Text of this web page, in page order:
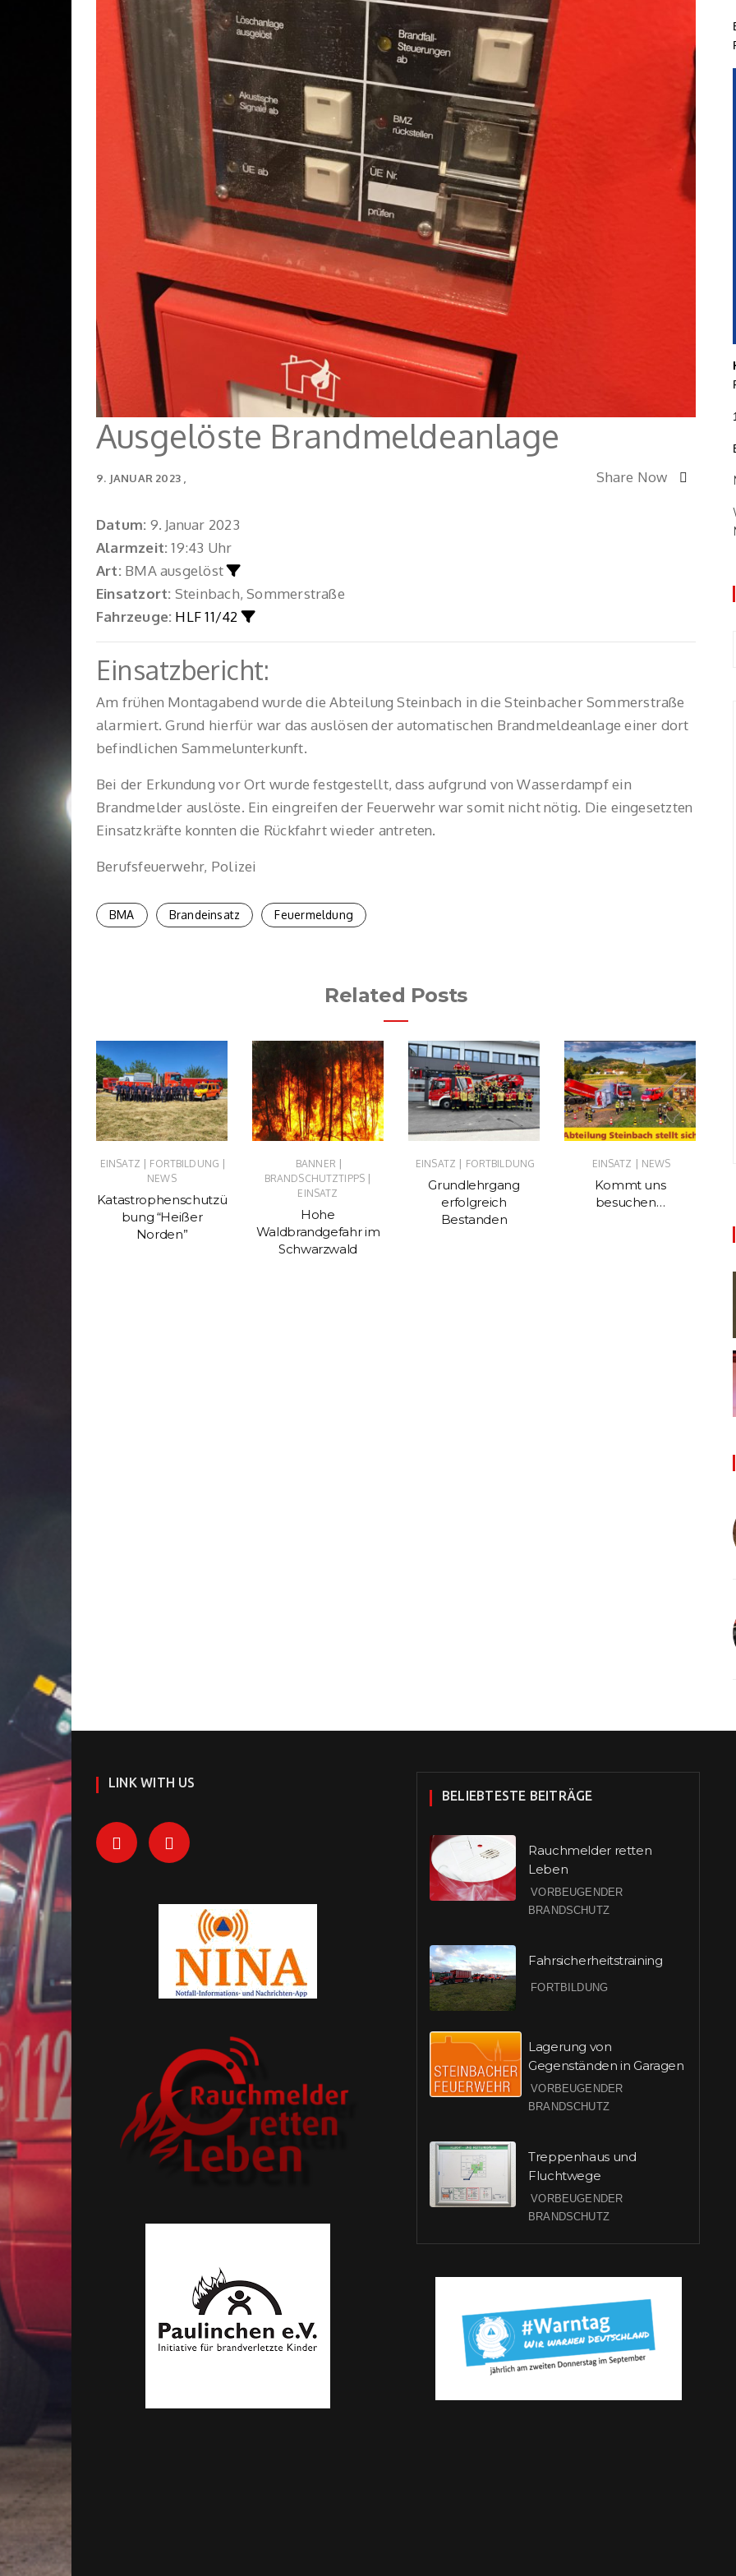
Planspiel
Führungsgruppe
Führungsassistent
Einsatzabschnittsleiter
Geschichtliches
Löschgeräte der
Steinbacher Feuerwehr
Stadt Steinbach
Kommandanten
Ehrenkommandant
Mitgliederwerbung
Steinbach
Kindergruppe
Jugendgruppe Aktivitäten &
Ausgelöste Brandmeldeanlage
9. JANUAR 2023 Share Now
Datum: 9. Januar 2023
Alarmzeit:19:43 Uhr
Art:BMA ausgelöst
Einsatzort: Steinbach, Sommerstraße
Fahrzeuge: HLF 11/42
Einsatzbericht:
Am frühen Montagabend wurde die Abteilung Steinbach in die Steinbacher Sommerstraße
alarmiert. Grund hierfür war das auslösen der automatischen Brandmeldeanlage einer dort
befindlichen Sammelunterkunft.
Bei der Erkundung vor Ort wurde festgestellt, dass aufgrund von Wasserdampf ein
Brandmelder auslöste. Ein eingreifen der Feuerwehr war somit nicht nötig. Die eingesetzten
Einsatzkräfte konnten die Rückfahrt wieder antreten.
Berufsfeuerwehr, Polizei
BMA Brandeinsatz Feuermeldung
Related Posts
EINSATZ | FORTBILDUNG |
NEWS
Katastrophenschutzü
bung “Heißer
Norden”
BANNER |
BRANDSCHUTZTIPPS |
EINSATZ
Hohe
Waldbrandgefahr im
Schwarzwald
EINSATZ | FORTBILDUNG
Grundlehrgang
erfolgreich
Bestanden
EINSATZ | NEWS
Kommt uns
besuchen…
LINK WITH US
BELIEBTESTE BEITRÄGE
Rauchmelder retten
Leben
VORBEUGENDER
BRANDSCHUTZ
Fahrsicherheitstraining
FORTBILDUNG
Lagerung von
Gegenständen in Garagen
VORBEUGENDER
BRANDSCHUTZ
Treppenhaus und
Fluchtwege
VORBEUGENDER
BRANDSCHUTZ